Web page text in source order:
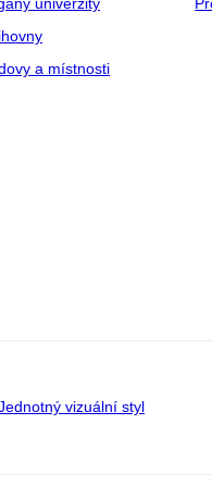
a místnosti
vizuální styl